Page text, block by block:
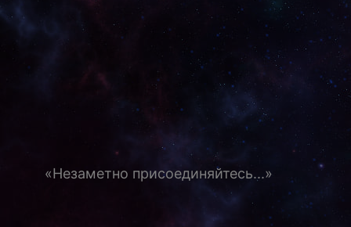
«Незаметно присоединяйтесь...»